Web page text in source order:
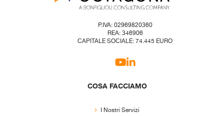
P.IVA: 02969820360
REA: 346906
CAPITALE SOCIALE: 74.445 EURO
COSA FACCIAMO
I Nostri Servizi